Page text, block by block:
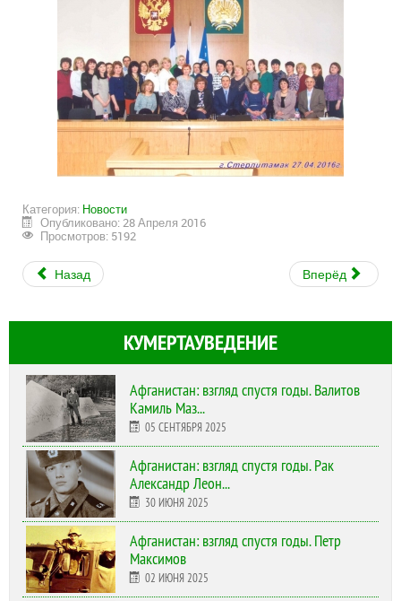
Категория: Новости
Опубликовано: 28 Апреля 2016
Просмотров: 5192
Назад Вперёд
КУМЕРТАУВЕДЕНИЕ
Афганистан: взгляд спустя годы. Валитов
Камиль Маз...
05 СЕНТЯБРЯ 2025
Афганистан: взгляд спустя годы. Рак
Александр Леон...
30 ИЮНЯ 2025
Афганистан: взгляд спустя годы. Петр
Максимов
02 ИЮНЯ 2025